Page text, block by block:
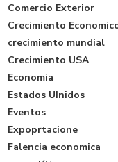
Comercio Exterior
Crecimiento
crecimiento mundial
Crecimiento USA
Economia
Estados UInidos
Eventos
Expoprtacione
Falencia economica